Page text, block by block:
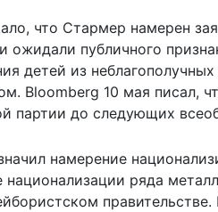
что Стармер намерен
ожидали публичного
детей из
Bloomberg 10 мая писал,
партии до следующих
намерение
национализации ряда